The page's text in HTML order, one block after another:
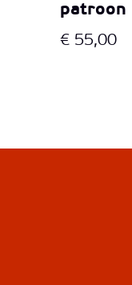
patroon
€ 55,00